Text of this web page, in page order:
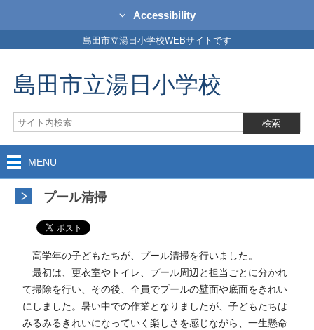
Accessibility
島田市立湯日小学校WEBサイトです
島田市立湯日小学校
MENU
プール清掃
高学年の子どもたちが、プール清掃を行いました。
最初は、更衣室やトイレ、プール周辺と担当ごとに分かれ
て掃除を行い、その後、全員でプールの壁面や底面をきれい
にしました。暑い中での作業となりましたが、子どもたちは
みるみるきれいになっていく楽しさを感じながら、一生懸命